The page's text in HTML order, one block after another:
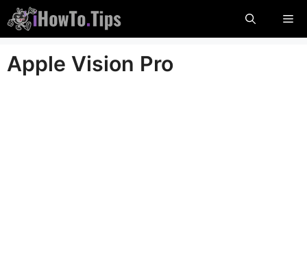
Mine
sisu
juurde
Apple Vision Pro